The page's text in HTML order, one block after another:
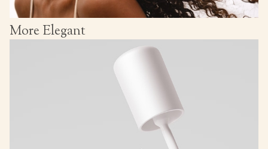
More Elegant